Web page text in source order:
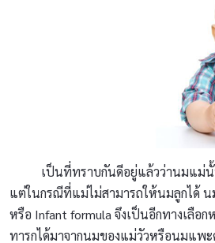
เป็นที่ทราบกันดีอยู่แล้วว่านมแม่นั้
แต่ในกรณีที่แม่ไม่สามารถให้นมลูกได้
หรือ Infant formula จึงเป็นอีกทางเลือ
ทารกได้มาจากนมของแม่วัวหรือนมแพ